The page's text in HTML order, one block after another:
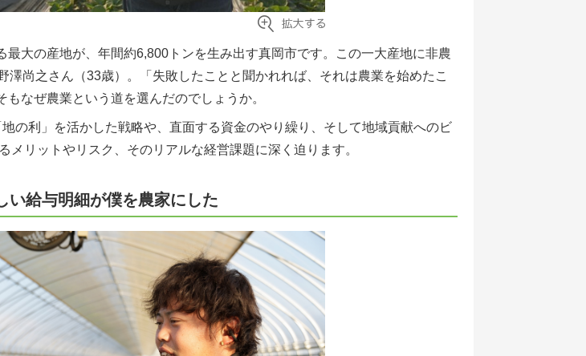
最大の産地が、年間約6,800トンを生み出す真岡市です。この一大産地に非農
澤尚之さん（33歳）。「失敗したことと聞かれれば、それは農業を始めたこ
なぜ農業という道を選んだのでしょうか。
の利」を活かした戦略や、直面する資金のやり繰り、そして地域貢献へのビ
メリットやリスク、そのリアルな経営課題に深く迫ります。
い給与明細が僕を農家にした